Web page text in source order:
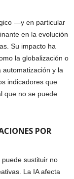
—y en particular
en la evolución
Su impacto ha
la globalización o
automatización y la
indicadores que
que no se puede
POR
sustituir no
La IA afecta